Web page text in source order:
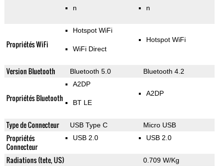
n n
Propriétés WiFi
Hotspot WiFi
WiFi Direct
Hotspot WiFi
Version Bluetooth Bluetooth 5.0 Bluetooth 4.2
Propriétés Bluetooth
A2DP
BT LE
A2DP
Type de Connecteur USB Type C Micro USB
Propriétés
Connecteur
USB 2.0 USB 2.0
Radiations (tete, US) 0.709 W/Kg